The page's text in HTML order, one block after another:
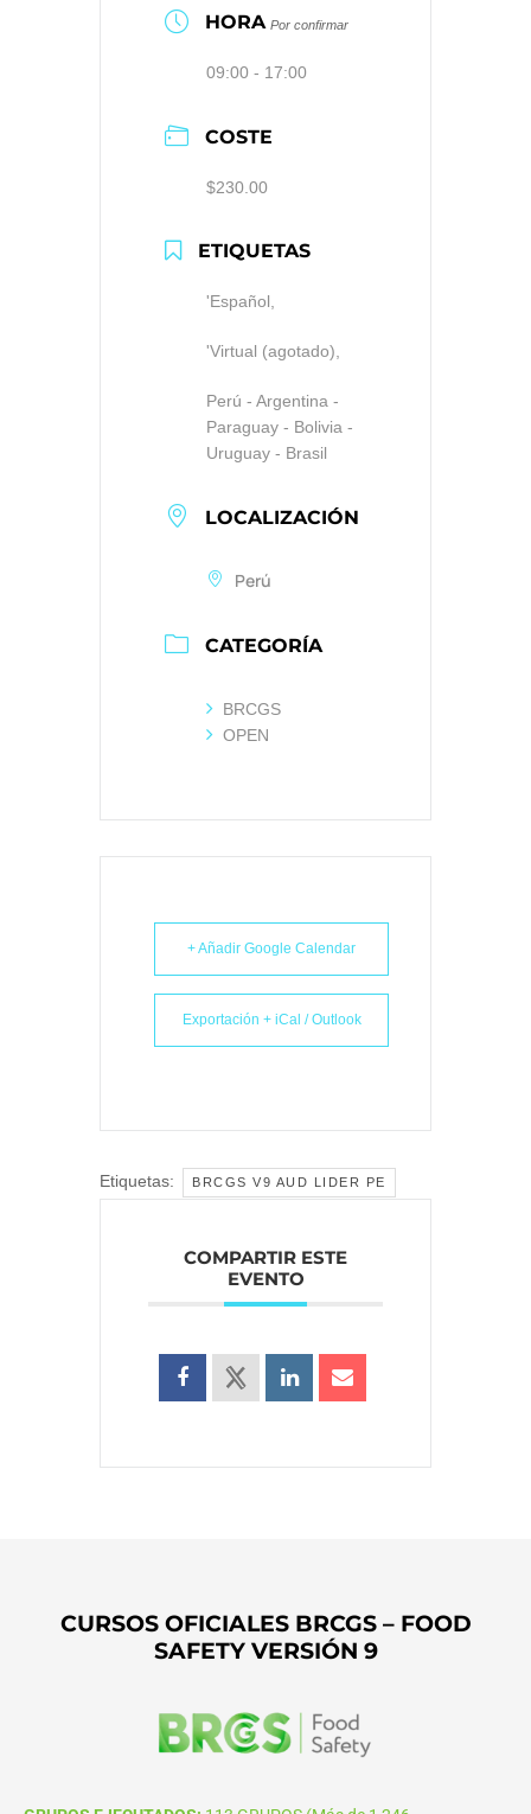
HORA Por confirmar
09:00 - 17:00
COSTE
$230.00
ETIQUETAS
'Español,
'Virtual (agotado),
Perú - Argentina -
Paraguay - Bolivia -
Uruguay - Brasil
LOCALIZACIÓN
Perú
CATEGORÍA
BRCGS
OPEN
+ Añadir Google Calendar
Exportación + iCal / Outlook
Etiquetas: BRCGS V9 AUD LIDER PE
COMPARTIR ESTE
EVENTO
CURSOS OFICIALES BRCGS – FOOD
SAFETY VERSIÓN 9